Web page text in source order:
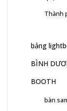
Thành
bảng
BÌNH
BOOTH
bàn